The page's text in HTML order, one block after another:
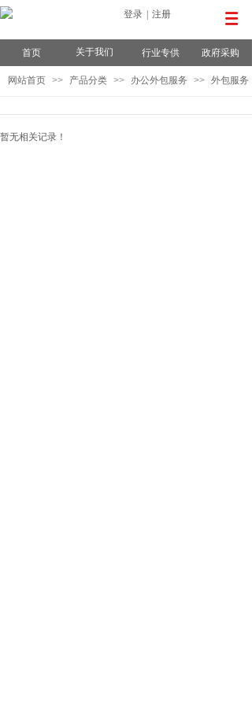
登录 注册
首页 关于我们 行业专供 政府采购
网站首页 >> 产品分类 >> 办公外包服务 >> 外包服务
暂无相关记录！